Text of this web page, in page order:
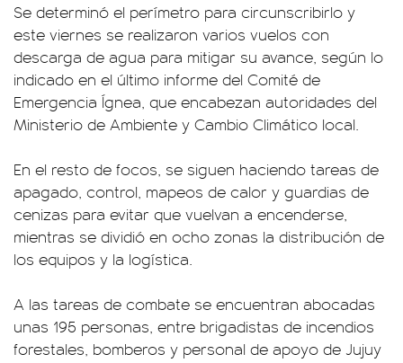
Se determinó el perímetro para circunscribirlo y
este viernes se realizaron varios vuelos con
descarga de agua para mitigar su avance, según lo
indicado en el último informe del Comité de
Emergencia Ígnea, que encabezan autoridades del
Ministerio de Ambiente y Cambio Climático local.
En el resto de focos, se siguen haciendo tareas de
apagado, control, mapeos de calor y guardias de
cenizas para evitar que vuelvan a encenderse,
mientras se dividió en ocho zonas la distribución de
los equipos y la logística.
A las tareas de combate se encuentran abocadas
unas 195 personas, entre brigadistas de incendios
forestales, bomberos y personal de apoyo de Jujuy